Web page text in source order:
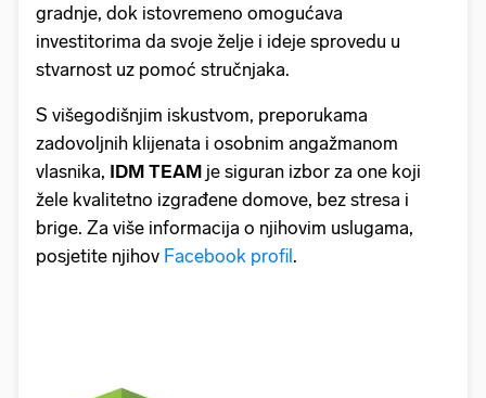
gradnje, dok istovremeno omogućava
investitorima da svoje želje i ideje sprovedu u
stvarnost uz pomoć stručnjaka.
S višegodišnjim iskustvom, preporukama
zadovoljnih klijenata i osobnim angažmanom
vlasnika, IDM TEAM je siguran izbor za one koji
žele kvalitetno izgrađene domove, bez stresa i
brige. Za više informacija o njihovim uslugama,
posjetite njihov Facebook profil.